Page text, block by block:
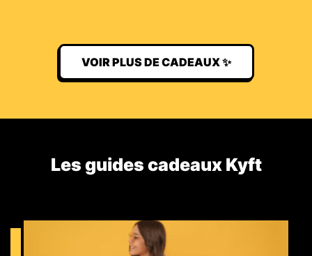
VOIR PLUS DE CADEAUX ✨
Les guides cadeaux Kyft​